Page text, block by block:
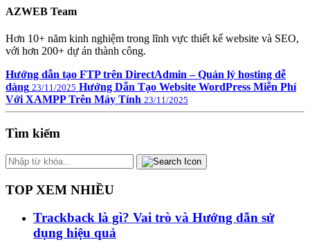
AZWEB Team
Hơn 10+ năm kinh nghiệm trong lĩnh vực thiết kế website và SEO,
với hơn 200+ dự án thành công.
Hướng dẫn tạo FTP trên DirectAdmin – Quản lý hosting dễ
dàng 23/11/2025 Hướng Dẫn Tạo Website WordPress Miễn Phí
Với XAMPP Trên Máy Tính 23/11/2025
Tìm kiếm
TOP XEM NHIỀU
Trackback là gì? Vai trò và Hướng dẫn sử
dụng hiệu quả